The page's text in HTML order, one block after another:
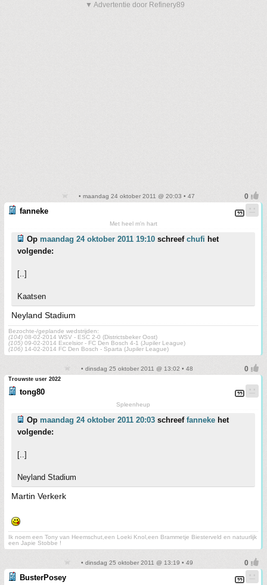
▼ Advertentie door Refinery89
• maandag 24 oktober 2011 @ 20:03 • 47
fanneke
Met heel m'n hart
Op maandag 24 oktober 2011 19:10 schreef chufi het
volgende:
[..]
Kaatsen
Neyland Stadium
Bezochte-/geplande wedstrijden:
(104) 08-02-2014 WSV - ESC 2-0 (Districtsbeker Oost)
(105) 09-02-2014 Excelsior - FC Den Bosch 4-1 (Jupiler League)
(106) 14-02-2014 FC Den Bosch - Sparta (Jupiler League)
• dinsdag 25 oktober 2011 @ 13:02 • 48
Trouwste user 2022
tong80
Spleenheup
Op maandag 24 oktober 2011 20:03 schreef fanneke het
volgende:
[..]
Neyland Stadium
Martin Verkerk
Ik noem een Tony van Heemschut,een Loeki Knol,een Brammetje Biesterveld en natuurlijk
een Japie Stobbe !
• dinsdag 25 oktober 2011 @ 13:19 • 49
BusterPosey